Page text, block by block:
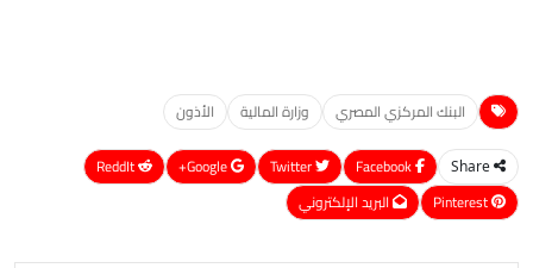
البنك المركزي المصري وزارة المالية الأذون
Share
Google+
ReddIt
Pinterest
البريد الإلكتروني